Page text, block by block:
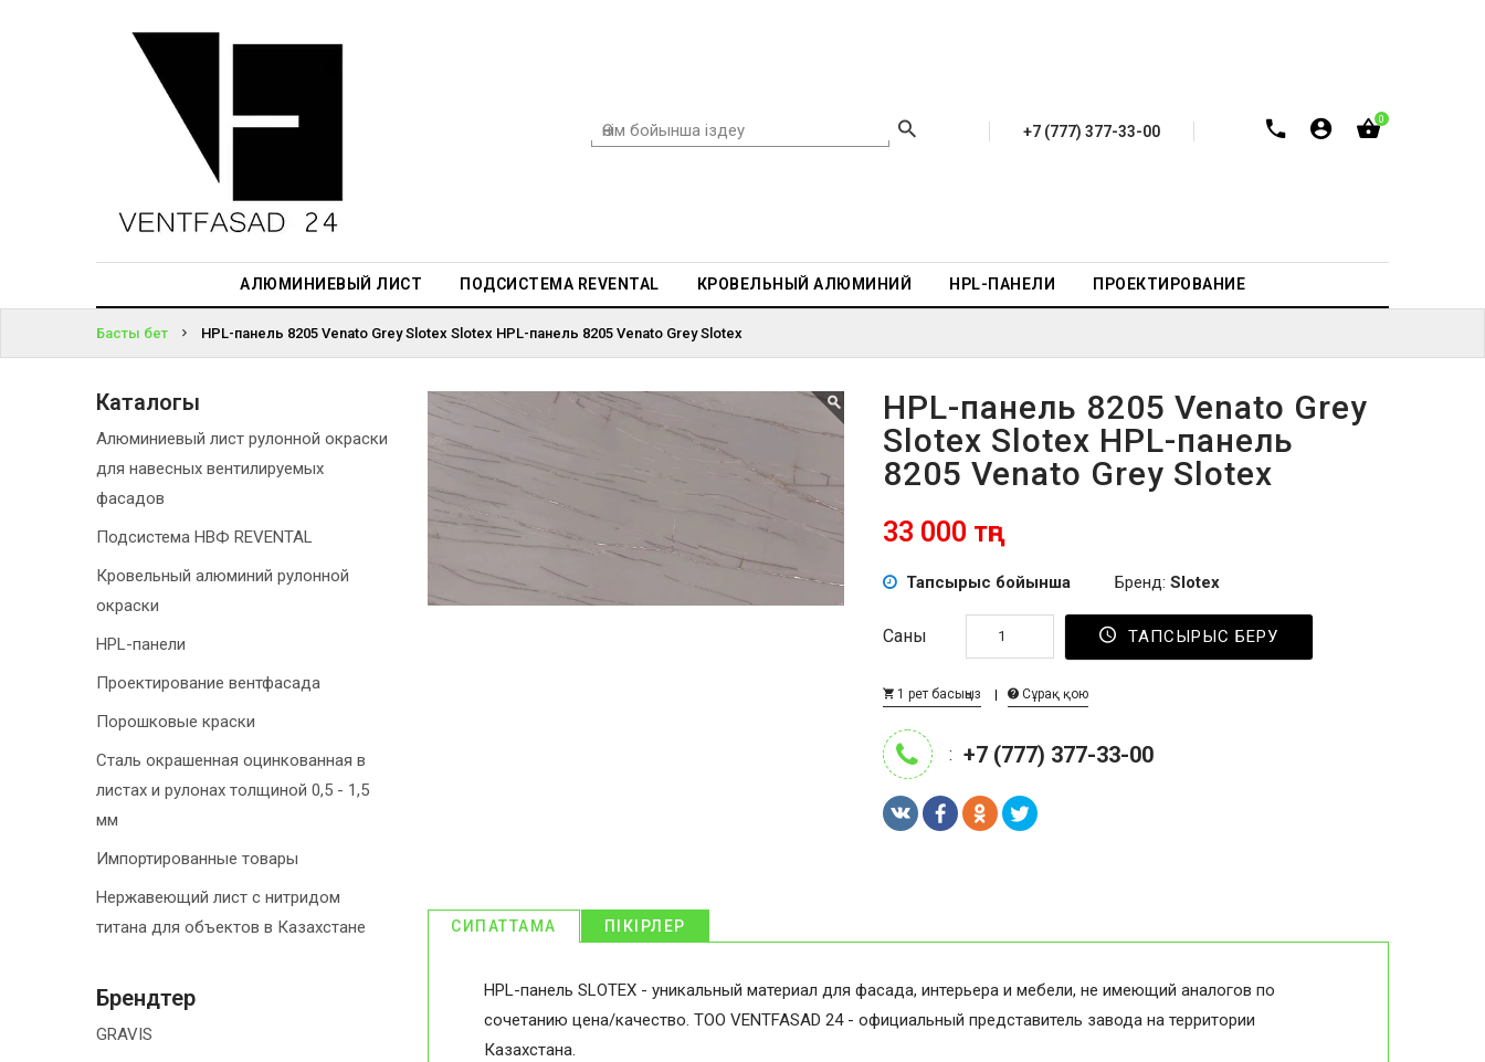
+7 (777) 377-33-00
0
АЛЮМИНИЕВЫЙ ЛИСТ ПОДСИСТЕМА REVENTAL КРОВЕЛЬНЫЙ АЛЮМИНИЙ HPL-ПАНЕЛИ ПРОЕКТИРОВАНИЕ
АЛЮМИНИЕВЫЙ
ПРОЕКТИРОВАНИЕ
КІРІҢІЗ
ПАРОЛЬДІ
БА?
Басты бет HPL-панель 8205 Venato Grey Slotex Slotex HPL-панель 8205 Venato Grey Slotex
HPL-панель 8205 Venato Grey
Slotex Slotex HPL-панель
8205 Venato Grey Slotex
33 000 тңг
Тапсырыс бойынша Бренд: Slotex
Саны ТАПСЫРЫС БЕРУ
1 рет басыңыз Сұрақ қою
: +7 (777) 377-33-00
СИПАТТАМА ПІКІРЛЕР
HPL-панель SLOTEX - уникальный материал для фасада, интерьера и мебели, не имеющий аналогов по
сочетанию цена/качество. ТОО VENTFASAD 24 - официальный представитель завода на территории
Казахстана.
Каталогы
Алюминиевый лист рулонной окраски
для навесных вентилируемых
фасадов
Подсистема НВФ REVENTAL
Кровельный алюминий рулонной
окраски
HPL-панели
Проектирование вентфасада
Порошковые краски
Сталь окрашенная оцинкованная в
листах и рулонах толщиной 0,5 - 1,5
мм
Импортированные товары
Нержавеющий лист с нитридом
титана для объектов в Казахстане
Брендтер
GRAVIS